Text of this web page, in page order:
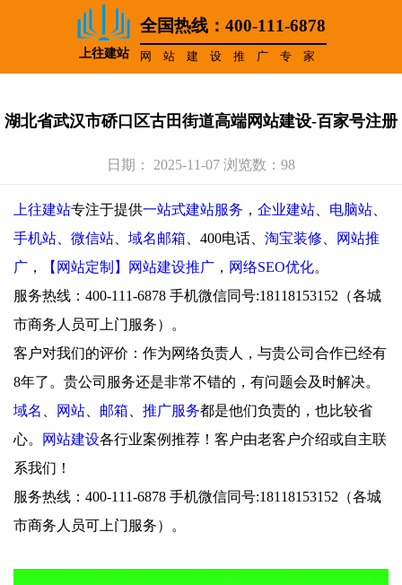
上往建站
全国热线：400-111-6878
网站建设推广专家
湖北省武汉市硚口区古田街道高端网站建设-百家号注册
日期： 2025-11-07 浏览数：98
上往建站专注于提供一站式建站服务 ， 企业建站 电脑站
手机站
微信站 域名邮箱 、400电话、 淘宝装修
网站推
广 ， 【网站定制】网站建设推广 ， 网络SEO优化。
服务热线：400-111-6878 手机微信同号:18118153152（各城
市商务人员可上门服务）。
客户对我们的评价：作为网络负责人，与贵公司合作已经有
8年了。贵公司服务还是非常不错的，有问题会及时解决。
域名
网站 邮箱 推广服务都是他们负责的，也比较省
心。
网站建设各行业案例推荐！客户由老客户介绍或自主联
系我们！
服务热线：400-111-6878 手机微信同号:18118153152（各城
市商务人员可上门服务）。